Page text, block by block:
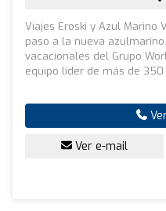
Viajes Eroski y Azul Marino
paso a la nueva
vacacionales del Grupo
equipo líder de más de 350
Ver e-mail